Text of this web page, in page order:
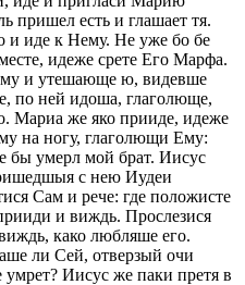
пришел есть и глашает тя.
и иде к Нему. Не уже бо бе
идеже срете Его Марфа.
и утешающе ю, видевше
по ней идоша, глаголюще,
Мариа же яко прииде, идеже
на ногу, глаголющи Ему:
бы умерл мой брат. Иисус
с нею Иудеи
Сам и рече: где положисте
и виждь. Прослезися
како любляше его.
ли Сей, отверзый очи
умрет? Иисус же паки претя в